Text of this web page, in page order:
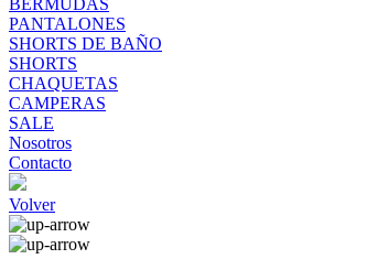
BERMUDAS
PANTALONES
SHORTS DE BAÑO
SHORTS
CHAQUETAS
CAMPERAS
SALE
Nosotros
Contacto
Volver